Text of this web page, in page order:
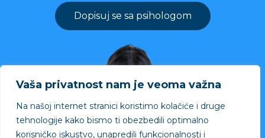
Vaša privatnost nam je veoma važna
Na našoj internet stranici koristimo kolačiće i druge
tehnologije kako bismo ti obezbedili optimalno
korisničko iskustvo, unapredili funkcionalnosti i
Dopisuj se sa psihologom